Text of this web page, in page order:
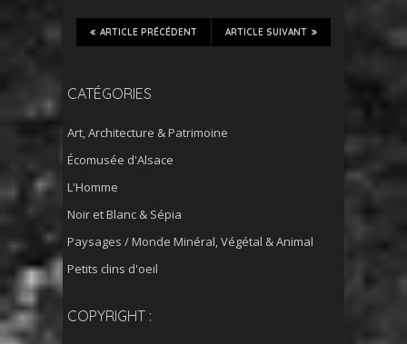
ARTICLE SUIVANT
ARTICLE PRÉCÉDENT
CATÉGORIES
Art, Architecture & Patrimoine
Écomusée d'Alsace
L'Homme
Noir et Blanc & Sépia
Paysages / Monde Minéral, Végétal & Animal
Petits clins d'oeil
COPYRIGHT :